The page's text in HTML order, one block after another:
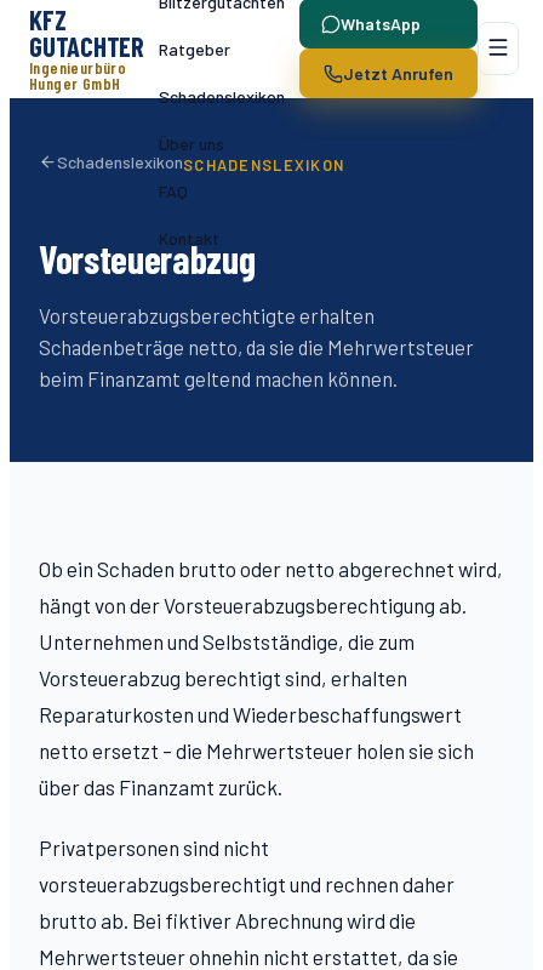
KFZ
GUTACHTER
Ingenieurbüro
Hunger GmbH
Ratgeber
Schadenslexikon
Über uns
FAQ
Kontakt
WhatsApp
Jetzt Anrufen
SchadenslexikonSCHADENSLEXIKON
Vorsteuerabzug
Vorsteuerabzugsberechtigte erhalten
Schadenbeträge netto, da sie die Mehrwertsteuer
beim Finanzamt geltend machen können.
Ob ein Schaden brutto oder netto abgerechnet wird,
hängt von der Vorsteuerabzugsberechtigung ab.
Unternehmen und Selbstständige, die zum
Vorsteuerabzug berechtigt sind, erhalten
Reparaturkosten und Wiederbeschaffungswert
netto ersetzt – die Mehrwertsteuer holen sie sich
über das Finanzamt zurück.
Privatpersonen sind nicht
vorsteuerabzugsberechtigt und rechnen daher
brutto ab. Bei fiktiver Abrechnung wird die
Mehrwertsteuer ohnehin nicht erstattet, da sie